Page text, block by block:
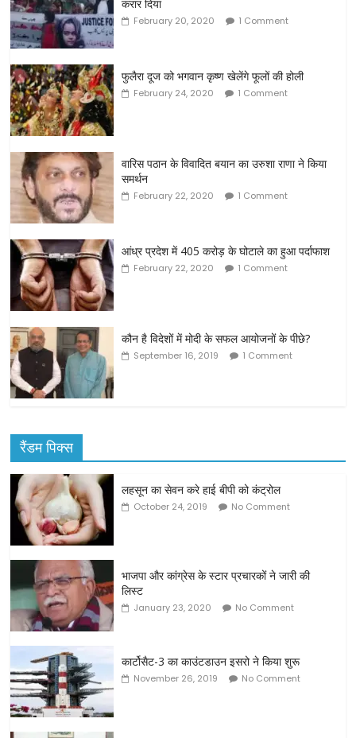
करार दिया
February 20, 2020 1 Comment
फुलैरा दूज को भगवान कृष्ण खेलेंगे फूलों की होली
February 24, 2020 1 Comment
वारिस पठान के विवादित बयान का उरुशा राणा ने किया
समर्थन
February 22, 2020 1 Comment
आंध्र प्रदेश में 405 करोड़ के घोटाले का हुआ पर्दाफाश
February 22, 2020 1 Comment
कौन है विदेशों में मोदी के सफल आयोजनों के पीछे?
September 16, 2019 1 Comment
रैंडम पिक्स
लहसून का सेवन करे हाई बीपी को कंट्रोल
October 24, 2019 No Comment
भाजपा और कांग्रेस के स्टार प्रचारकों ने जारी की
लिस्ट
January 23, 2020 No Comment
कार्टोसैट-3 का काउंटडाउन इसरो ने किया शुरू
November 26, 2019 No Comment